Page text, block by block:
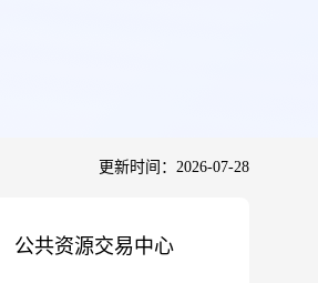
更新时间：2026-07-28
公共资源交易中心